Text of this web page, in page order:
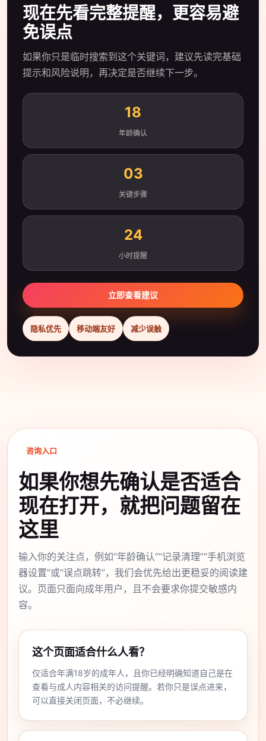
现在先看完整提醒，更容易避
免误点
如果你只是临时搜索到这个关键词，建议先读完基础
提示和风险说明，再决定是否继续下一步。
18
年龄确认
03
关键步骤
24
小时提醒
立即查看建议
隐私优先 移动端友好 减少误触
咨询入口
如果你想先确认是否适合
现在打开，就把问题留在
这里
输入你的关注点，例如“年龄确认”“记录清理”“手机浏览
器设置”或“误点跳转”，我们会优先给出更稳妥的阅读建
议。页面只面向成年用户，且不会要求你提交敏感内
容。
这个页面适合什么人看？
仅适合年满18岁的成年人，且你已经明确知道自己是在
查看与成人内容相关的访问提醒。若你只是误点进来，
可以直接关闭页面，不必继续。